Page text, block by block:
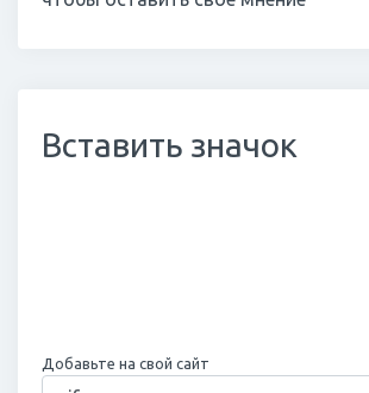
Вставить значок
Добавьте на свой сайт